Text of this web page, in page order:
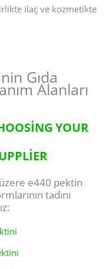
ilaç ve kozmetikte
Gıda
Alanları
YOUR
e440 pektin
tadını